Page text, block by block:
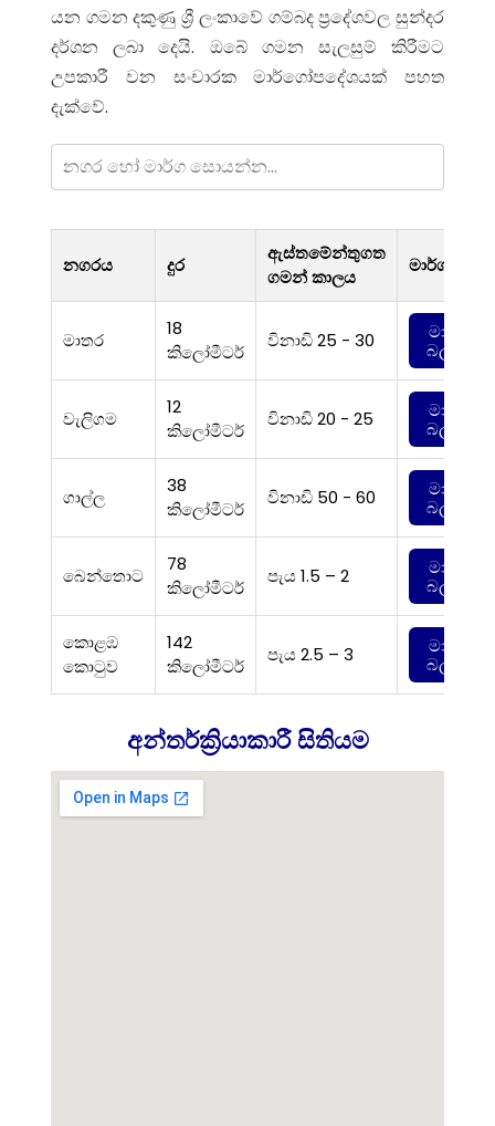
යන ගමන දකුණු ශ්‍රී ලංකාවේ ගම්බද ප්‍රදේශවල සුන්දර
දර්ශන ලබා දෙයි. ඔබේ ගමන සැලසුම් කිරීමට
උපකාරී වන සංචාරක මාර්ගෝපදේශයක් පහත
දැක්වේ.
නගරය දුර
ඇස්තමේන්තුගත
ගමන් කාලය
මාර්ගය
මාතර
18
කිලෝමීටර්
විනාඩි 25 - 30
මාර්ගය
බලන්න
වැලිගම
12
කිලෝමීටර්
විනාඩි 20 - 25
මාර්ගය
බලන්න
ගාල්ල
38
කිලෝමීටර්
විනාඩි 50 - 60
මාර්ගය
බලන්න
බෙන්තොට
78
කිලෝමීටර්
පැය 1.5 – 2
මාර්ගය
බලන්න
කොළඹ
කොටුව
142
කිලෝමීටර්
පැය 2.5 – 3
මාර්ගය
බලන්න
අන්තර්ක්‍රියාකාරී සිතියම